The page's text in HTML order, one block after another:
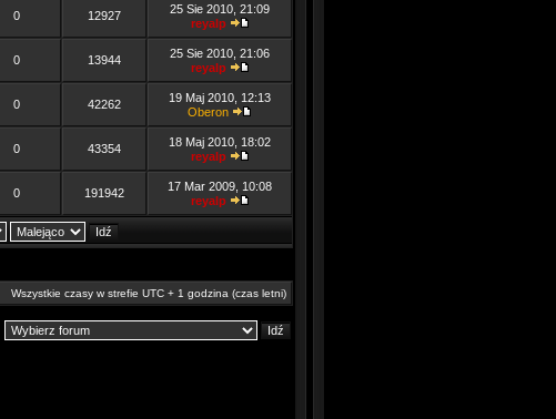
0 12927
25 Sie 2010, 21:09
reyalp
0 13944
25 Sie 2010, 21:06
reyalp
0 42262
19 Maj 2010, 12:13
Oberon
0 43354
18 Maj 2010, 18:02
reyalp
0 191942
17 Mar 2009, 10:08
reyalp
Wszystkie czasy w strefie UTC + 1 godzina (czas letni)